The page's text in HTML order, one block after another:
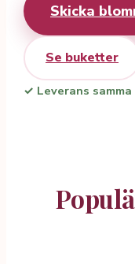
Skicka
Se buketter
✓ Leverans samma